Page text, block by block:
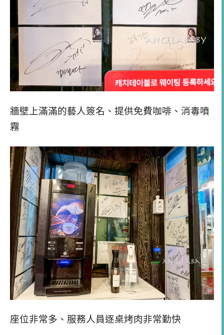
牆壁上滿滿的藝人簽名、提供免費咖啡、消毒噴
霧
座位非常多、服務人員逐桌烤肉非常勤快